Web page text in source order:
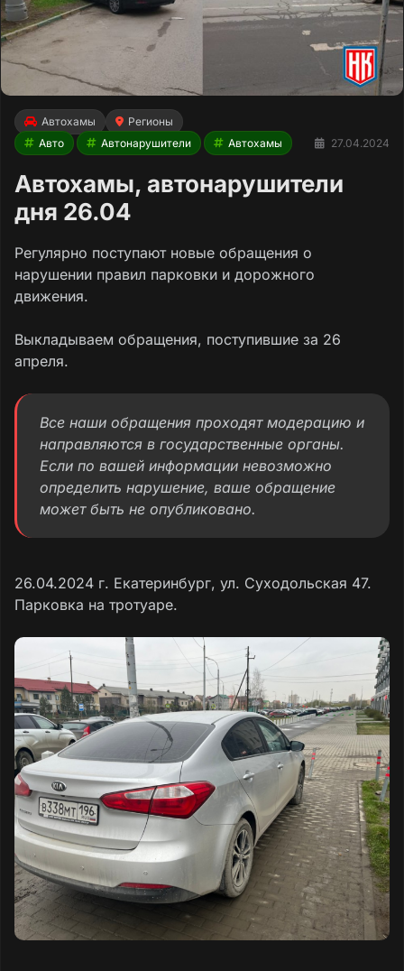
Автохамы
Регионы
Авто
Автонарушители Автохамы 27.04.2024
Автохамы, автонарушители
дня 26.04
Регулярно поступают новые обращения о
нарушении правил парковки и дорожного
движения.
Выкладываем обращения, поступившие за 26
апреля.
Все наши обращения проходят модерацию и
направляются в государственные органы.
Если по вашей информации невозможно
определить нарушение, ваше обращение
может быть не опубликовано.
26.04.2024 г. Екатеринбург, ул. Суходольская 47.
Парковка на тротуаре.